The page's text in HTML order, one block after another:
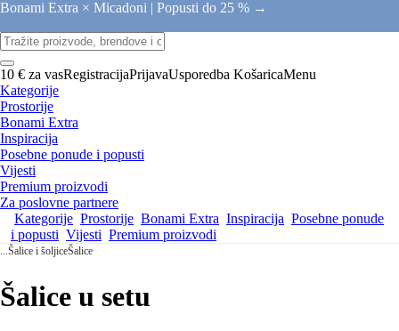
Bonami Extra × Micadoni | Popusti do 25 % →
10 € za vasRegistracijaPrijavaUsporedba KošaricaMenu
Kategorije
Prostorije
Bonami Extra
Inspiracija
Posebne ponude i popusti
Vijesti
Premium proizvodi
Za poslovne partnere
Kategorije Prostorije Bonami Extra Inspiracija Posebne ponude
i popusti Vijesti Premium proizvodi
...Šalice i šoljiceŠalice
Šalice u setu